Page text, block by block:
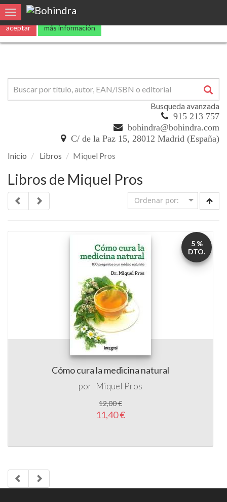
Utilizamoscookies propias y de terceros para mejorar nuestros
aceptar más información
Toggle navigation
Busqueda avanzada
915 213 757
bohindra@bohindra.com
C/ de la Paz 15, 28012 Madrid (España)
Inicio Libros Miquel Pros
Libros de Miquel Pros
Cómo cura la medicina natural
por Miquel Pros
12,00 €
11,40 €
5 %
DTO.